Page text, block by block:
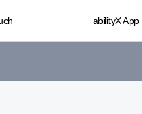
abilityX App